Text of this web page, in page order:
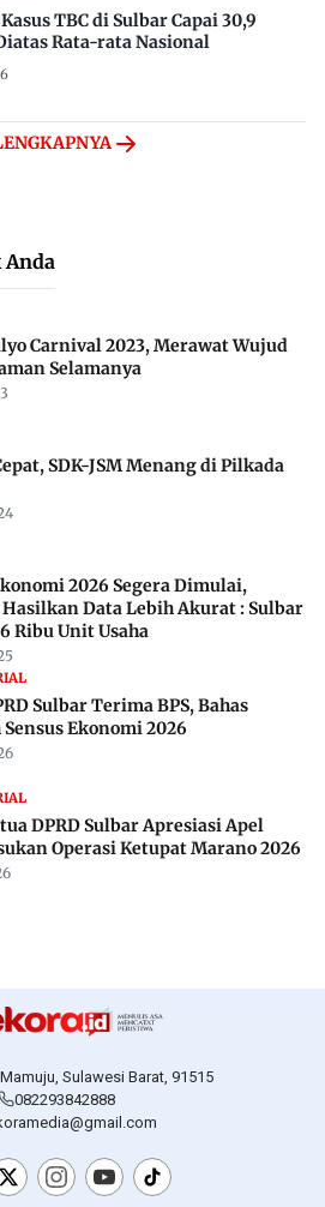
TBC di Sulbar Capai 30,9
Rata-rata Nasional
Carnival 2023, Merawat Wujud
Selamanya
SDK-JSM Menang di Pilkada
2026 Segera Dimulai,
Data Lebih Akurat : Sulbar
Ribu Unit Usaha
Sulbar Terima BPS, Bahas
Ekonomi 2026
DPRD Sulbar Apresiasi Apel
Operasi Ketupat Marano 2026
Sulawesi Barat, 91515
082293842888